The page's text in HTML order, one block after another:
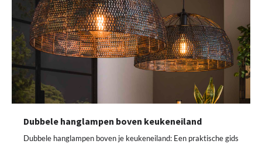
Dubbele hanglampen boven keukeneiland
Dubbele hanglampen boven je keukeneiland: Een praktische gids